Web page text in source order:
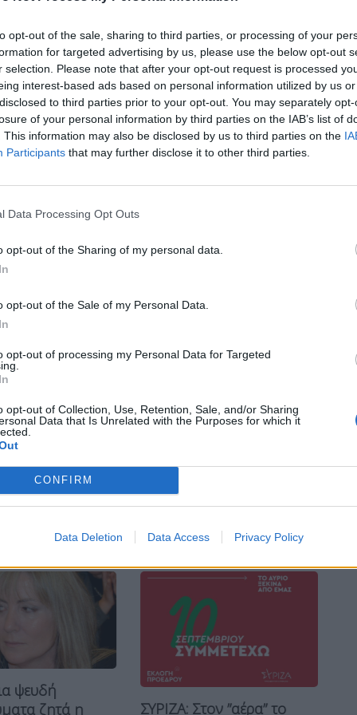
opt-out of the sale, sharing to third parties, or processing of your
for targeted advertising by us, please use the below opt-out
selection. Please note that after your opt-out request is processed
interest-based ads based on personal information utilized by us
to third parties prior to your opt-out. You may separately
of your personal information by third parties on the IAB’s list of
This information may also be disclosed by us to third parties on the
Participants that may further disclose it to other third parties.
Data Processing Opt Outs
opt-out of the Sharing of my personal data.
opt-out of the Sale of my Personal Data.
opt-out of processing my Personal Data for Targeted
opt-out of Collection, Use, Retention, Sale, and/or Sharing
Data that Is Unrelated with the Purposes for which it
CONFIRM
Data Deletion Data Access Privacy Policy
Bluesky Email Copy Link
Παππά 100%, δήλωσε ο κ.
ΣΥΡΙΖΑ
πηγές του ΣΥΡΙΖΑ στην επιτροπή, δήλωσε
και Παππά 100%».
του Ι. Ραγκούση, ο κ. Μιωνή
εντός του Μαξίμου αφορούσε
Bluesky
novartis
ψευδή
ζητά η
ΣΥΡΙΖΑ: Στον ”αέρα” το